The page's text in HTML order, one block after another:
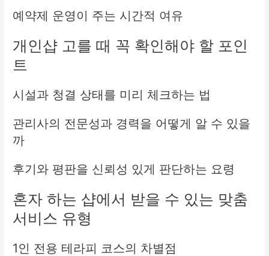
예약제 운영이 주는 시간적 여유
개인샵 고를 때 꼭 확인해야 할 포인
트
시설과 청결 상태를 미리 체크하는 법
관리사의 전문성과 경력을 어떻게 알 수 있을
까
후기와 평판을 신뢰성 있게 판단하는 요령
혼자 하는 샵에서 받을 수 있는 맞춤
서비스 유형
1인 전용 테라피 코스의 차별점